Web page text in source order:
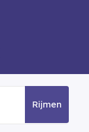
Rijmen